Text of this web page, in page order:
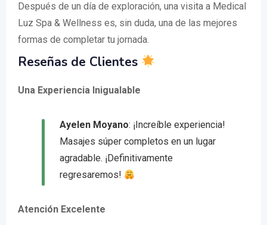
Después de un día de exploración, una visita a Medical
Luz Spa & Wellness es, sin duda, una de las mejores
formas de completar tu jornada.
Reseñas de Clientes
Una Experiencia Inigualable
Ayelen Moyano: ¡Increíble experiencia!
Masajes súper completos en un lugar
agradable. ¡Definitivamente
regresaremos!
Atención Excelente